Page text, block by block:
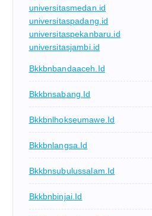
universitasmedan.id
universitaspadang.id
universitaspekanbaru.id
universitasjambi.id
Bkkbnbandaaceh.id
Bkkbnsabang.id
Bkkbnlhokseumawe.id
Bkkbnlangsa.id
Bkkbnsubulussalam.id
Bkkbnbinjai.id